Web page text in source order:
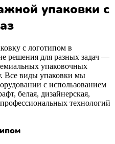
упаковки с
с логотипом в
решения для разных задач —
упаковочных
Все виды упаковки мы
с использованием
белая, дизайнерская,
технологий